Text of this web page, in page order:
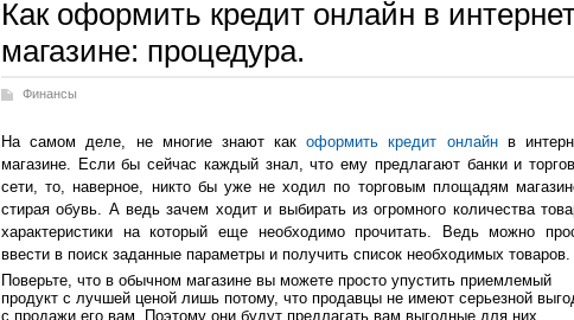
Как оформить кредит онлайн в
магазине: процедура.
Финансы
На самом деле, не многие знают какоформить кредит онлайнв
магазине. Если бы сейчас каждый знал, что ему предлагают банки и
сети, то, наверное, никто бы уже не ходил по торговым площадям
стирая обувь. А ведь зачем ходит и выбирать из огромного количества
характеристики на который еще необходимо прочитать. Ведь можно
ввести в поиск заданные параметры и получить список необходимых товаров.
Поверьте, что в обычном магазине вы можете просто упустить приемлемый
продукт с лучшей ценой лишь потому, что продавцы не имеют серьезной
с продажи его вам. Поэтому они будут предлагать вам выгодные для них